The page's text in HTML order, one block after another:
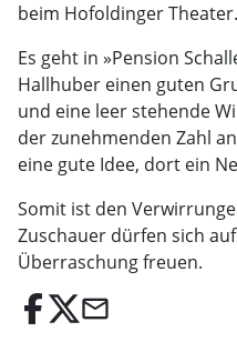
beim Hofoldinger Theater.
Es geht in »Pension
Hallhuber einen guten
und eine leer stehende
der zunehmenden Zahl
eine gute Idee, dort ein
Somit ist den
Zuschauer dürfen sich
Überraschung freuen.
email